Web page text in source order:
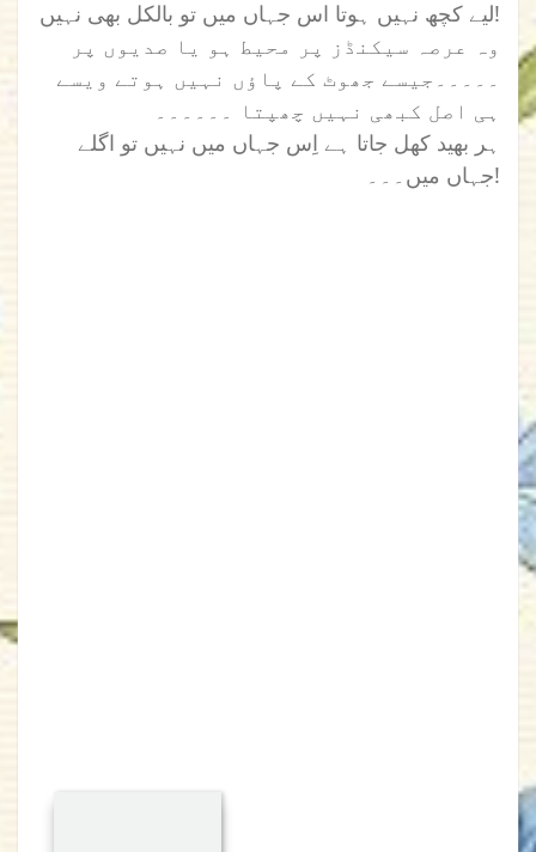
لیے کچھ نہیں ہوتا اس جہاں میں تو بالکل بھی نہیں!
وہ عرصہ سیکنڈز پر محیط ہو یا صدیوں پر
۔۔۔۔۔جیسے جھوٹ کے پاؤں نہیں ہوتے ویسے
ہی اصل کبھی نہیں چھپتا ۔۔۔۔۔۔
ہر بھید کھل جاتا ہے اِس جہاں میں نہیں تو اگلے
جہاں میں۔۔۔!